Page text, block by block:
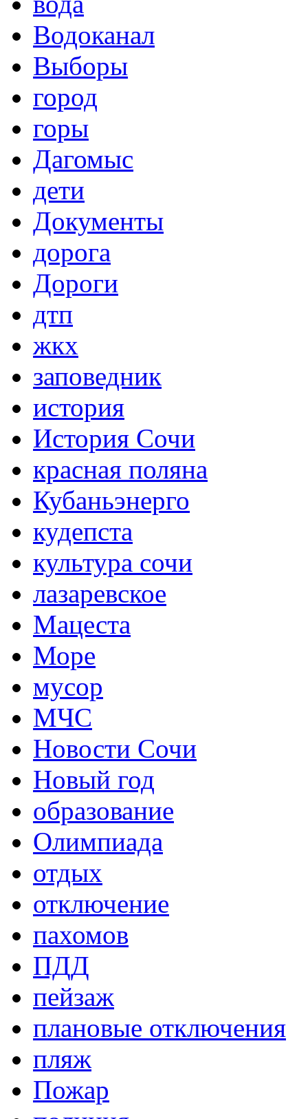
Водоканал
Выборы
город
горы
Дагомыс
дети
Документы
дорога
Дороги
дтп
жкх
заповедник
история
История Сочи
красная поляна
Кубаньэнерго
кудепста
культура сочи
лазаревское
Мацеста
Море
мусор
МЧС
Новости Сочи
Новый год
образование
Олимпиада
отдых
отключение
пахомов
ПДД
пейзаж
плановые отключения
пляж
Пожар